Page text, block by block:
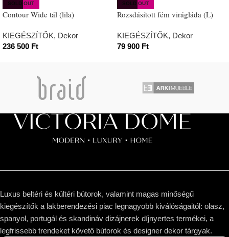
SOLD OUT
Contour Wide tál (lila)
KIEGÉSZÍTŐK, Dekor
236 500 Ft
SOLD OUT
Rozsdásított fém virágláda (L)
KIEGÉSZÍTŐK, Dekor
79 900 Ft
Luxus beltéri és kültéri bútorok, valamint magas minőségű
kiegészítők a lakberendezési piac legnagyobb kiválóságaitól: olasz,
spanyol, portugál és skandináv dizájnerek díjnyertes termékei, a
legfrissebb trendeket követő bútorok és designer dekor tárgyak.